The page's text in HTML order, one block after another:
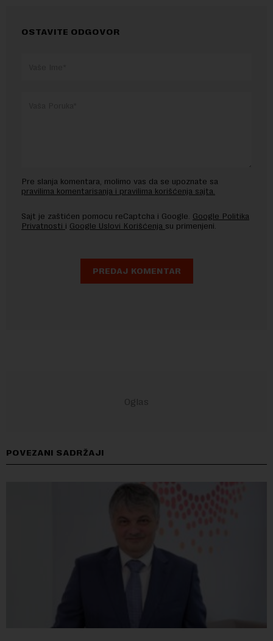
OSTAVITE ODGOVOR
Pre slanja komentara, molimo vas da se upoznate sa
pravilima komentarisanja i pravilima korišćenja sajta.
Sajt je zaštićen pomocu reCaptcha i Google. Google Politika
Privatnosti i Google Uslovi Korišćenja su primenjeni.
POVEZANI SADRŽAJI